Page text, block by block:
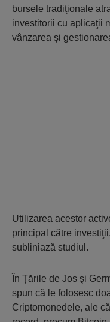
bursele tradiţionale
investitorii cu aplicaţii
vânzarea şi
Utilizarea acestor
principal către
subliniază studiul.
În Ţările de Jos şi
spun că le folosesc
Criptomonedele, ale